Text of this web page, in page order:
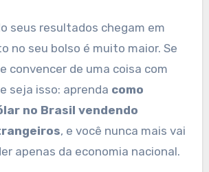
seus resultados chegam em
no seu bolso é muito maior. Se
convencer de uma coisa com
seja isso: aprenda como
no Brasil vendendo
, e você nunca mais vai
apenas da economia nacional.